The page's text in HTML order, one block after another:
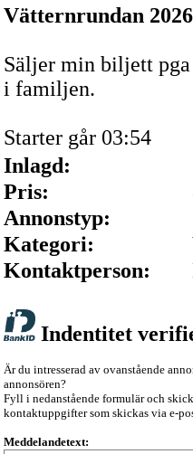
Vätternrundan
Säljer min biljett
i familjen.
Starter går 03:54
Inlagd:
Pris:
Annonstyp:
Kategori:
Kontaktperson:
Indentitet
Är du intresserad av ovanstående
annonsören?
Fyll i nedanstående formulär och
kontaktuppgifter som skickas via e-
Meddelandetext: